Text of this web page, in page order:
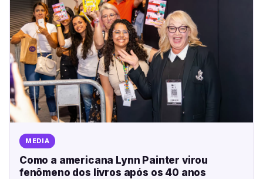
MEDIA
Como a americana Lynn Painter virou
fenômeno dos livros após os 40 anos